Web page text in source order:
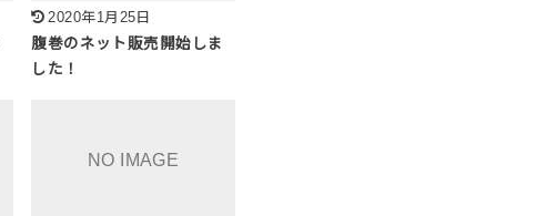
2020年1月25日
腹巻のネット販売開始しま
した！